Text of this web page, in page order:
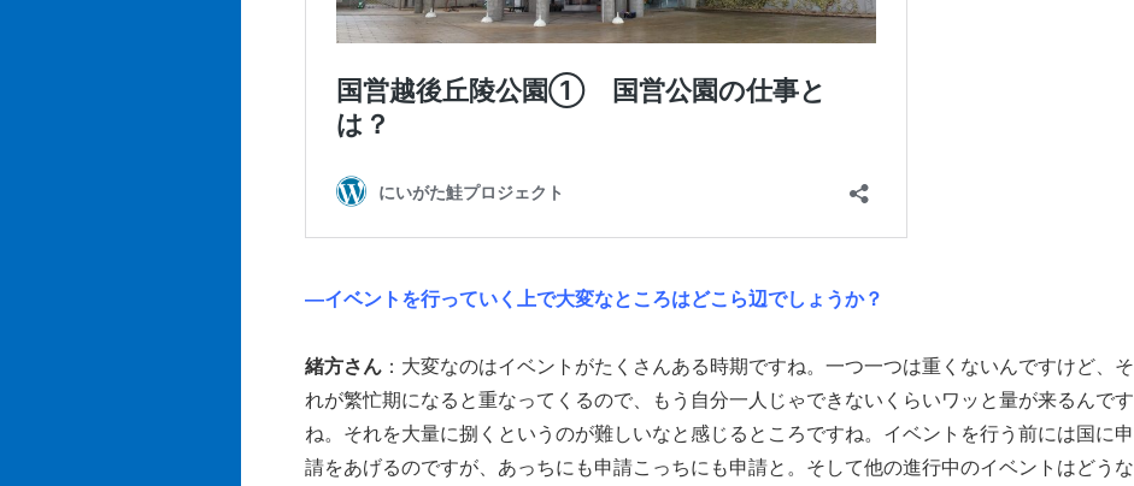
―イベントを行っていく上で大変なところはどこら辺でしょうか？
緒方さん：大変なのはイベントがたくさんある時期ですね。一つ一つは重くないんですけど、そ
れが繁忙期になると重なってくるので、もう自分一人じゃできないくらいワッと量が来るんです
ね。それを大量に捌くというのが難しいなと感じるところですね。イベントを行う前には国に申
請をあげるのですが、あっちにも申請こっちにも申請と。そして他の進行中のイベントはどうな